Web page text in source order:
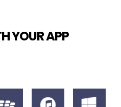
YOUR APP